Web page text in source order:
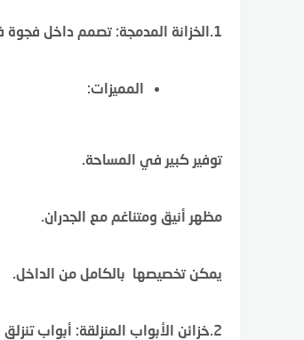
1.الخزانة المدمجة: تصمم داخل فجوة في الجدار أو تبنى من الجدار إلى الجدار.
المميزات:
توفير كبير في المساحة.
مظهر أنيق ومتناغم مع الجدران.
يمكن تخصيصها بالكامل من الداخل.
2.خزائن الأبواب المنزلقة: أبواب تنزلق جانبياً بدلاً من أن تفتح للخارج.